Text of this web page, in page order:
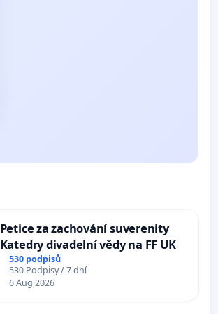
Petice za zachování suverenity
Katedry divadelní vědy na FF UK
530 podpisů
530 Podpisy / 7 dní
6 Aug 2026